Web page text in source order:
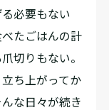
必要もない
たごはんの計
切りもない。
ち上がってか
な日々が続き